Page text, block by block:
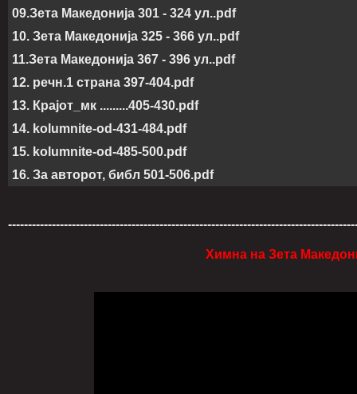
09.Зета Македонија 301 - 324 ул..pdf
10. Зета Македонија 325 - 366 ул..pdf
11.Зета Македонија 367 - 396 ул..pdf
12. речн.1 страна 397-404.pdf
13. Крајот_мк .........405-430.pdf
14. kolumnite-od-431-484.pdf
15. kolumnite-od-485-500.pdf
16. За авторот, библ 501-506.pdf
Химна на Зета